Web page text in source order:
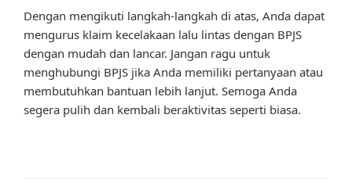
Dengan mengikuti langkah-langkah di atas, Anda dapat
mengurus klaim kecelakaan lalu lintas dengan BPJS
dengan mudah dan lancar. Jangan ragu untuk
menghubungi BPJS jika Anda memiliki pertanyaan atau
membutuhkan bantuan lebih lanjut. Semoga Anda
segera pulih dan kembali beraktivitas seperti biasa.